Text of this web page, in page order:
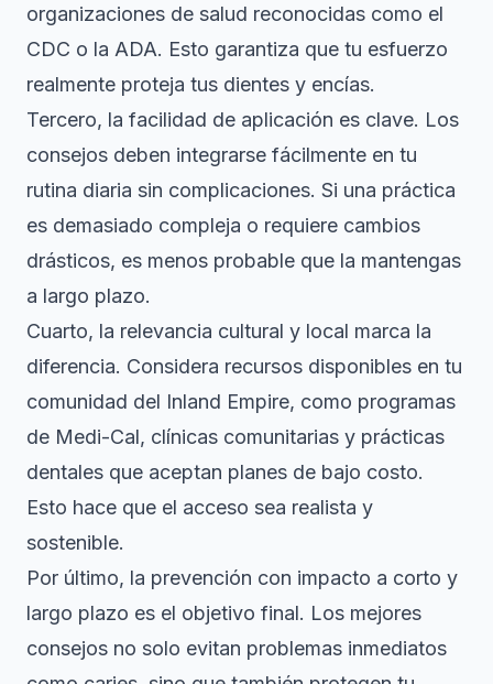
organizaciones de salud reconocidas como el
CDC o la ADA. Esto garantiza que tu esfuerzo
realmente proteja tus dientes y encías.
Tercero, la facilidad de aplicación es clave. Los
consejos deben integrarse fácilmente en tu
rutina diaria sin complicaciones. Si una práctica
es demasiado compleja o requiere cambios
drásticos, es menos probable que la mantengas
a largo plazo.
Cuarto, la relevancia cultural y local marca la
diferencia. Considera recursos disponibles en tu
comunidad del Inland Empire, como programas
de Medi-Cal, clínicas comunitarias y prácticas
dentales que aceptan planes de bajo costo.
Esto hace que el acceso sea realista y
sostenible.
Por último, la prevención con impacto a corto y
largo plazo es el objetivo final. Los mejores
consejos no solo evitan problemas inmediatos